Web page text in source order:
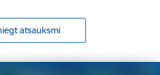
atsauksmi